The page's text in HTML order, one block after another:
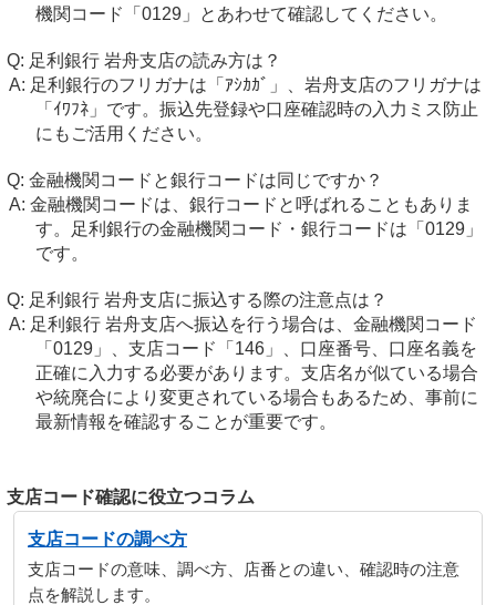
機関コード「0129」とあわせて確認してください。
足利銀行 岩舟支店の読み方は？
足利銀行のフリガナは「ｱｼｶｶﾞ」、岩舟支店のフリガナは
「ｲﾜﾌﾈ」です。振込先登録や口座確認時の入力ミス防止
にもご活用ください。
金融機関コードと銀行コードは同じですか？
金融機関コードは、銀行コードと呼ばれることもありま
す。足利銀行の金融機関コード・銀行コードは「0129」
です。
足利銀行 岩舟支店に振込する際の注意点は？
足利銀行 岩舟支店へ振込を行う場合は、金融機関コード
「0129」、支店コード「146」、口座番号、口座名義を
正確に入力する必要があります。支店名が似ている場合
や統廃合により変更されている場合もあるため、事前に
最新情報を確認することが重要です。
支店コード確認に役立つコラム
支店コードの調べ方
支店コードの意味、調べ方、店番との違い、確認時の注意
点を解説します。